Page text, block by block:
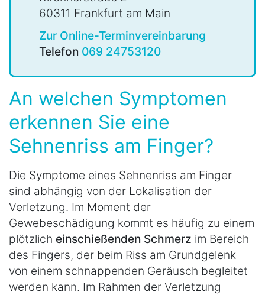
60311 Frankfurt am Main
Zur Online-Terminvereinbarung
Telefon 069 24753120
An welchen Symptomen
erkennen Sie eine
Sehnenriss am Finger?
Die Symptome eines Sehnenriss am Finger
sind abhängig von der Lokalisation der
Verletzung. Im Moment der
Gewebeschädigung kommt es häufig zu einem
plötzlich einschießenden Schmerz im Bereich
des Fingers, der beim Riss am Grundgelenk
von einem schnappenden Geräusch begleitet
werden kann. Im Rahmen der Verletzung